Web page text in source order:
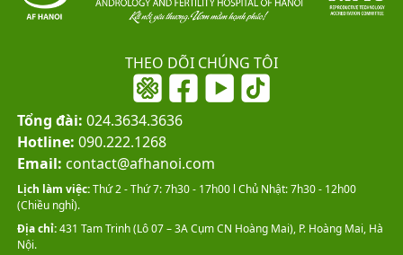
THEO DÕI CHÚNG TÔI
Tổng đài: 024.3634.3636
Hotline: 090.222.1268
Email: contact@afhanoi.com
Lịch làm việc:Thứ 2 - Thứ 7: 7h30 - 17h00 l Chủ Nhật: 7h30 - 12h00
(Chiều nghỉ).
Địa chỉ:431 Tam Trinh (Lô 07 – 3A Cụm CN Hoàng Mai), P. Hoàng Mai, Hà
Nội.